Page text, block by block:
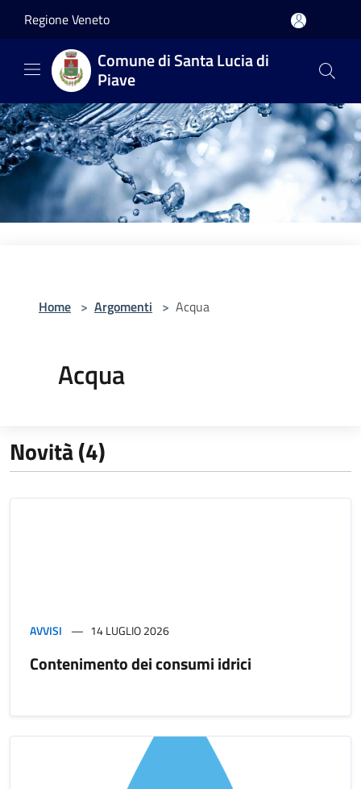
Regione Veneto
Comune di Santa Lucia di
Piave
Home > Argomenti > Acqua
Acqua
Novità (4)
AVVISI 14 LUGLIO 2026
Contenimento dei consumi idrici